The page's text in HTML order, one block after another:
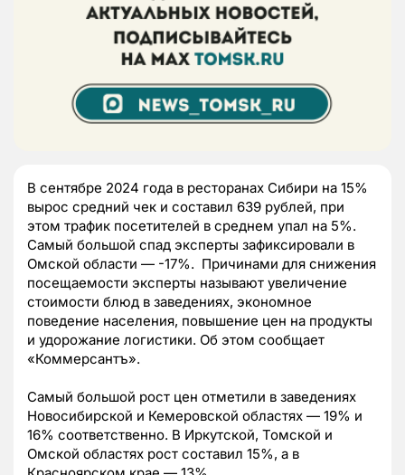
В сентябре 2024 года в ресторанах Сибири на 15%
вырос средний чек и составил 639 рублей, при
этом трафик посетителей в среднем упал на 5%.
Самый большой спад эксперты зафиксировали в
Омской области — -17%. Причинами для снижения
посещаемости эксперты называют увеличение
стоимости блюд в заведениях, экономное
поведение населения, повышение цен на продукты
и удорожание логистики. Об этом сообщает
«Коммерсантъ».
Самый большой рост цен отметили в заведениях
Новосибирской и Кемеровской областях — 19% и
16% соответственно. В Иркутской, Томской и
Омской областях рост составил 15%, а в